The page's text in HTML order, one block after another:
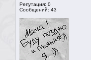
Репутация: 0
Сообщений: 43